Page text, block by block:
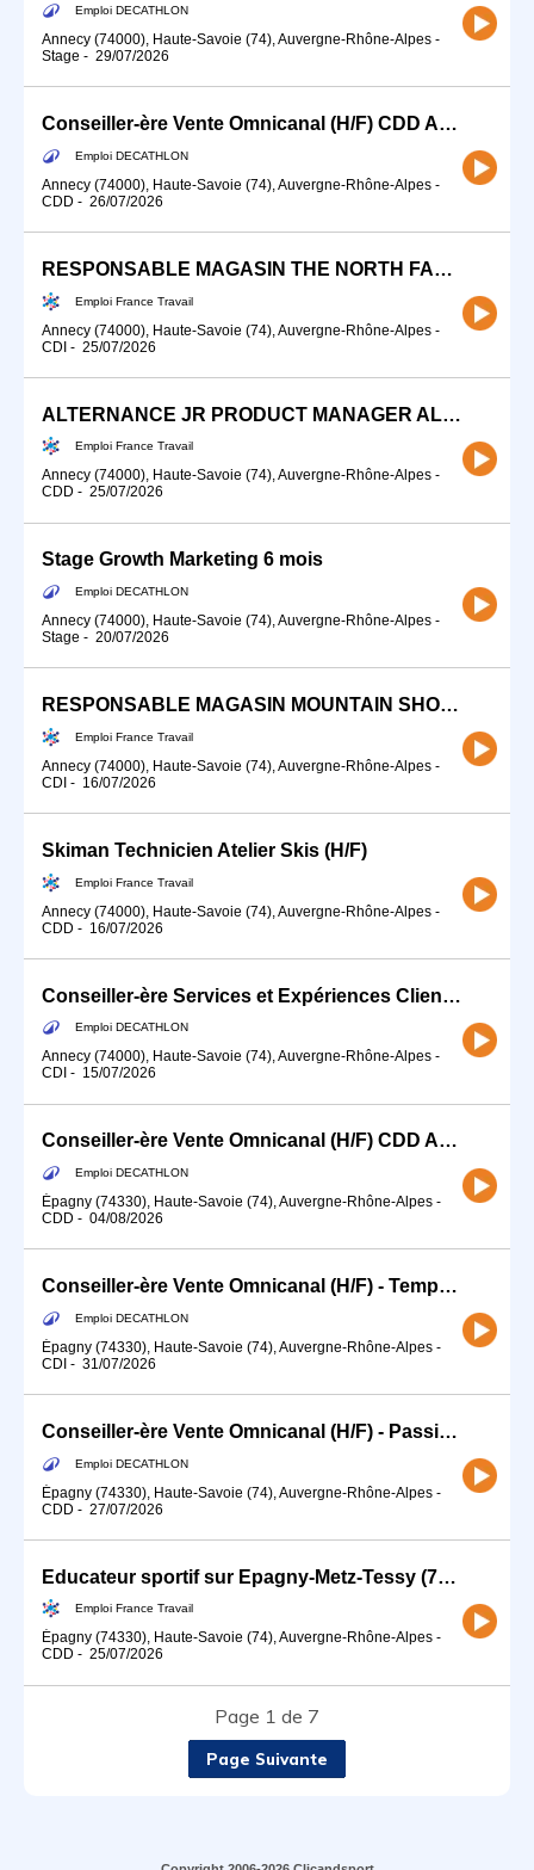
Emploi DECATHLON
Annecy (74000), Haute-Savoie (74), Auvergne-Rhône-Alpes -
Stage - 29/07/2026
Conseiller-ère Vente Omnicanal (H/F) CDD Août
Emploi DECATHLON
Annecy (74000), Haute-Savoie (74), Auvergne-Rhône-Alpes -
CDD - 26/07/2026
RESPONSABLE MAGASIN THE NORTH FACE (H/F)
Emploi France Travail
Annecy (74000), Haute-Savoie (74), Auvergne-Rhône-Alpes -
CDI - 25/07/2026
ALTERNANCE JR PRODUCT MANAGER ALPINE SKI SPORTS MARKETING (H/F)
Emploi France Travail
Annecy (74000), Haute-Savoie (74), Auvergne-Rhône-Alpes -
CDD - 25/07/2026
Stage Growth Marketing 6 mois
Emploi DECATHLON
Annecy (74000), Haute-Savoie (74), Auvergne-Rhône-Alpes -
Stage - 20/07/2026
RESPONSABLE MAGASIN MOUNTAIN SHOP (H/F)
Emploi France Travail
Annecy (74000), Haute-Savoie (74), Auvergne-Rhône-Alpes -
CDI - 16/07/2026
Skiman Technicien Atelier Skis (H/F)
Emploi France Travail
Annecy (74000), Haute-Savoie (74), Auvergne-Rhône-Alpes -
CDD - 16/07/2026
Conseiller-ère Services et Expériences Client (H/F) - Temps partiel 15h
Emploi DECATHLON
Annecy (74000), Haute-Savoie (74), Auvergne-Rhône-Alpes -
CDI - 15/07/2026
Conseiller-ère Vente Omnicanal (H/F) CDD AOUT/SEPTEMBRE
Emploi DECATHLON
Épagny (74330), Haute-Savoie (74), Auvergne-Rhône-Alpes -
CDD - 04/08/2026
Conseiller-ère Vente Omnicanal (H/F) - Temps partiel
Emploi DECATHLON
Épagny (74330), Haute-Savoie (74), Auvergne-Rhône-Alpes -
CDI - 31/07/2026
Conseiller-ère Vente Omnicanal (H/F) - Passionné.e de vélo
Emploi DECATHLON
Épagny (74330), Haute-Savoie (74), Auvergne-Rhône-Alpes -
CDD - 27/07/2026
Educateur sportif sur Epagny-Metz-Tessy (74) (H/F)
Emploi France Travail
Épagny (74330), Haute-Savoie (74), Auvergne-Rhône-Alpes -
CDD - 25/07/2026
Page 1 de 7
Page Suivante